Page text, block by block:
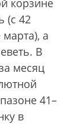
(с 42
а
В
месяц
41–
в